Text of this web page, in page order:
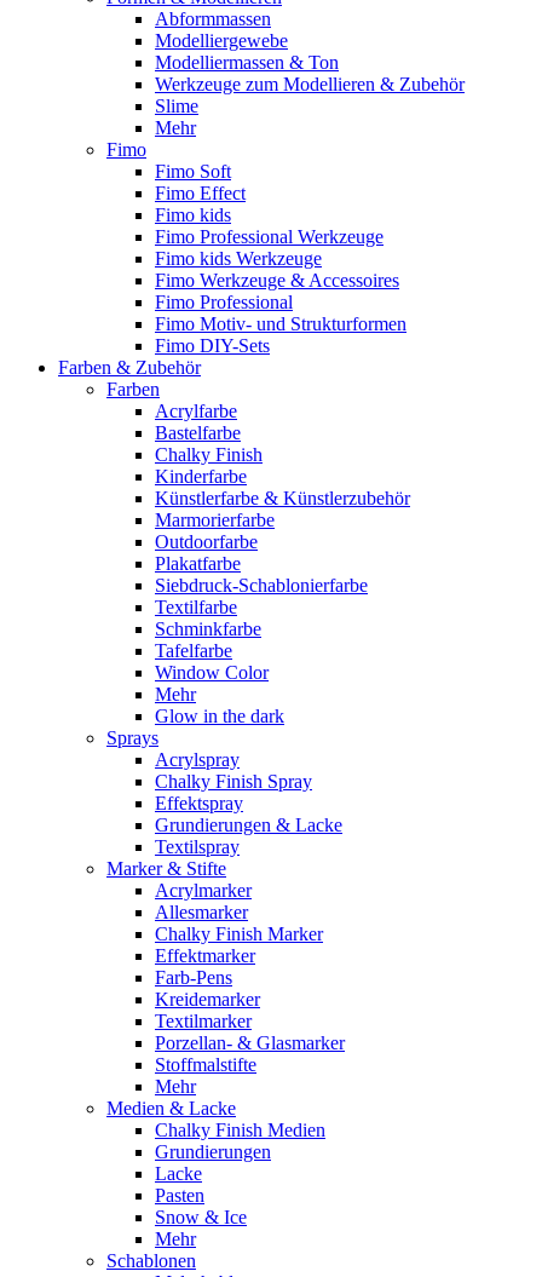
Abformmassen
Modelliergewebe
Modelliermassen & Ton
Werkzeuge zum Modellieren & Zubehör
Slime
Mehr
Fimo
Fimo Soft
Fimo Effect
Fimo kids
Fimo Professional Werkzeuge
Fimo kids Werkzeuge
Fimo Werkzeuge & Accessoires
Fimo Professional
Fimo Motiv- und Strukturformen
Fimo DIY-Sets
Farben & Zubehör
Farben
Acrylfarbe
Bastelfarbe
Chalky Finish
Kinderfarbe
Künstlerfarbe & Künstlerzubehör
Marmorierfarbe
Outdoorfarbe
Plakatfarbe
Siebdruck-Schablonierfarbe
Textilfarbe
Schminkfarbe
Tafelfarbe
Window Color
Mehr
Glow in the dark
Sprays
Acrylspray
Chalky Finish Spray
Effektspray
Grundierungen & Lacke
Textilspray
Marker & Stifte
Acrylmarker
Allesmarker
Chalky Finish Marker
Effektmarker
Farb-Pens
Kreidemarker
Textilmarker
Porzellan- & Glasmarker
Stoffmalstifte
Mehr
Medien & Lacke
Chalky Finish Medien
Grundierungen
Lacke
Pasten
Snow & Ice
Mehr
Schablonen